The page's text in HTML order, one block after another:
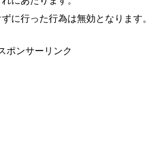
に行った行為は無効となります。
ポンサーリンク